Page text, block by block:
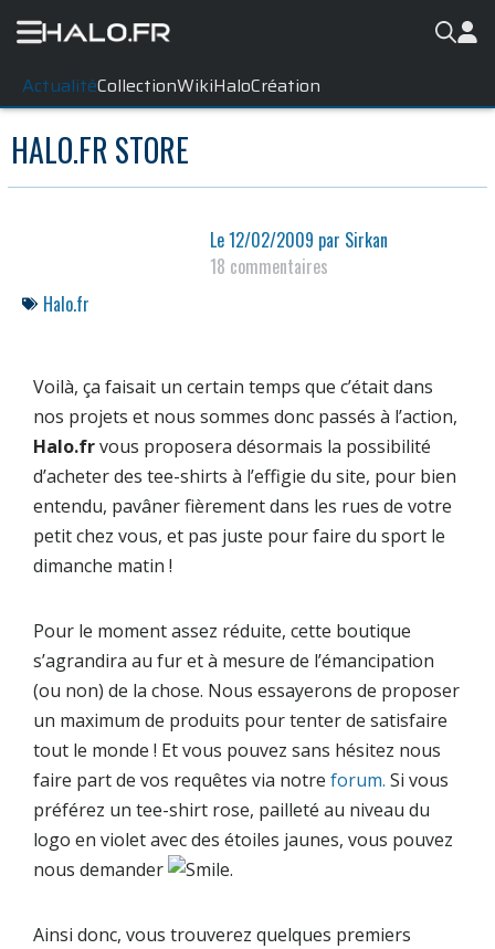
ActualitéCollectionWikiHaloCréation
HALO.FR STORE
Le12/02/2009 par Sirkan
18 commentaires
Halo.fr
Voilà, ça faisait un certain temps que c’était dans
nos projets et nous sommes donc passés à l’action,
Halo.frvous proposera désormais la possibilité
d’acheter des tee-shirts à l’effigie du site, pour bien
entendu, pavâner fièrement dans les rues de votre
petit chez vous, et pas juste pour faire du sport le
dimanche matin !
Pour le moment assez réduite, cette boutique
s’agrandira au fur et à mesure de l’émancipation
(ou non) de la chose. Nous essayerons de proposer
un maximum de produits pour tenter de satisfaire
tout le monde ! Et vous pouvez sans hésitez nous
faire part de vos requêtes via notre forum. Si vous
préférez un tee-shirt rose, pailleté au niveau du
logo en violet avec des étoiles jaunes, vous pouvez
nous demander
.
Ainsi donc, vous trouverez quelques premiers